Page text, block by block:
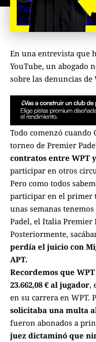
En una entrevista que
YouTube, un abogado
sobre las denuncias de
Todo comenzó cuando
torneo de Premier
contratos entre WPT
participar en otros
Pero como todos
participar en el primer
unas semanas
Padel, el Italia Premier
Posteriormente,
perdía el juicio con
APT.
Recordemos que
23.662,08 € al jugador,
en su carrera en WPT.
solicitaba una multa
fueron abonados a
juez dictaminó que